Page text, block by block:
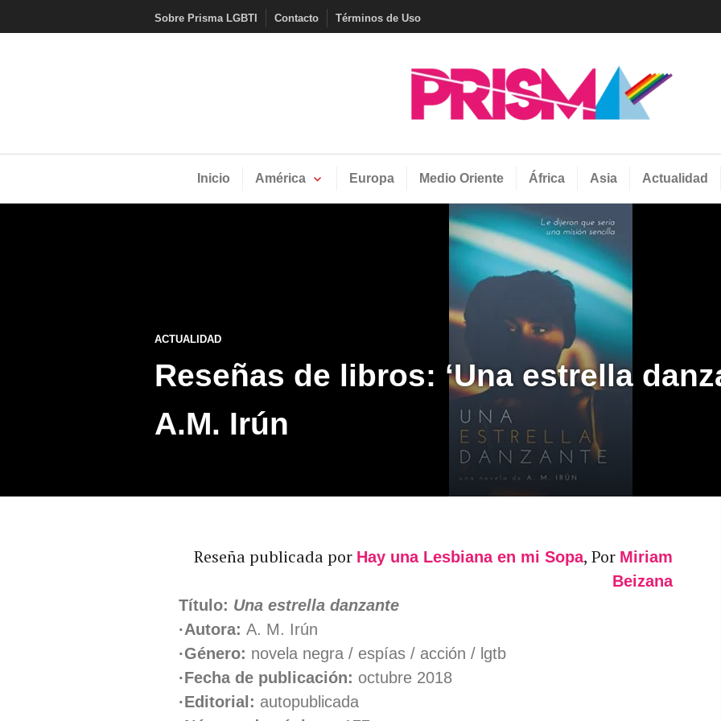
to
Sobre Prisma LGBTI Contacto Términos de Uso
Revista Prisma
Inicio América Europa Medio Oriente África Asia Actualidad
ACTUALIDAD
Reseñas de libros: ‘Una estrella
A.M. Irún
Reseña publicada por Hay una Lesbiana en mi Sopa, Por Miriam
Beizana
Título: Una estrella danzante
·Autora: A. M. Irún
·Género: novela negra / espías / acción / lgtb
·Fecha de publicación: octubre 2018
·Editorial: autopublicada